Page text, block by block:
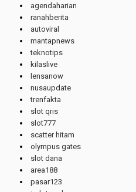
agendaharian
ranahberita
autoviral
mantapnews
teknotips
kilaslive
lensanow
nusaupdate
trenfakta
slot qris
slot777
scatter hitam
olympus gates
slot dana
area188
pasar123